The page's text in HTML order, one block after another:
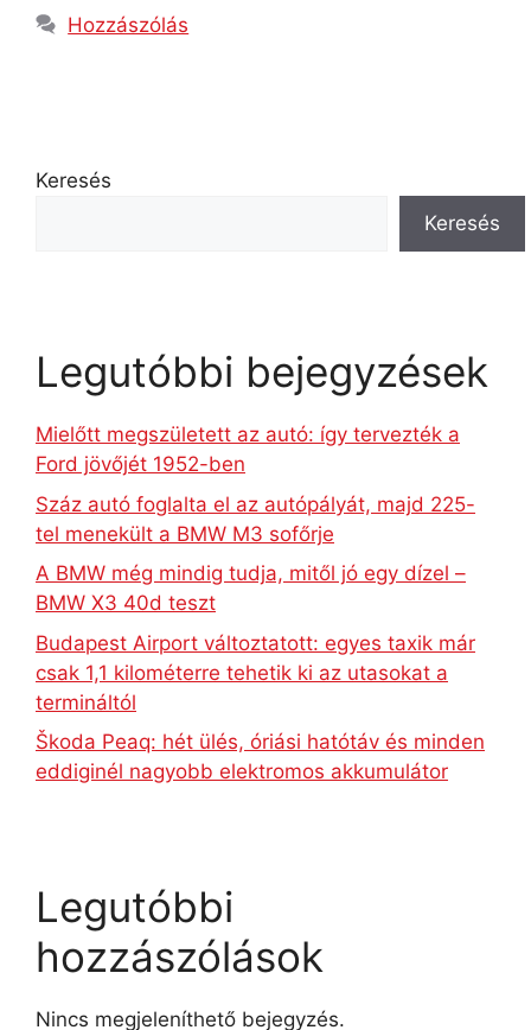
Hozzászólás
Keresés
Keresés
Legutóbbi bejegyzések
Mielőtt megszületett az autó: így tervezték a
Ford jövőjét 1952-ben
Száz autó foglalta el az autópályát, majd 225-
tel menekült a BMW M3 sofőrje
A BMW még mindig tudja, mitől jó egy dízel –
BMW X3 40d teszt
Budapest Airport változtatott: egyes taxik már
csak 1,1 kilométerre tehetik ki az utasokat a
termináltól
Škoda Peaq: hét ülés, óriási hatótáv és minden
eddiginél nagyobb elektromos akkumulátor
Legutóbbi
hozzászólások
Nincs megjeleníthető bejegyzés.